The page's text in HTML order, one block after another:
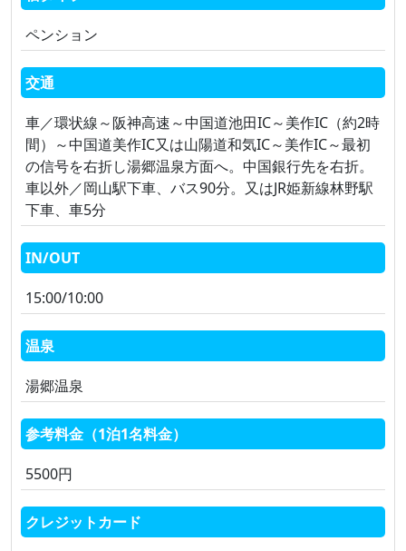
ペンション
交通
車／環状線～阪神高速～中国道池田IC～美作IC（約2時
間）～中国道美作IC又は山陽道和気IC～美作IC～最初
の信号を右折し湯郷温泉方面へ。中国銀行先を右折。
車以外／岡山駅下車、バス90分。又はJR姫新線林野駅
下車、車5分
IN/OUT
15:00/10:00
温泉
湯郷温泉
参考料金（1泊1名料金）
5500円
クレジットカード